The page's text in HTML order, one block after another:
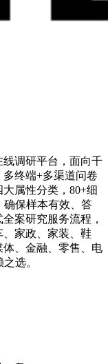
调研平台，面向千
终端+多渠道问卷
属性分类，80+细
保样本有效、答
案研究服务流程，
、家政、家装、鞋
、金融、零售、电
选。